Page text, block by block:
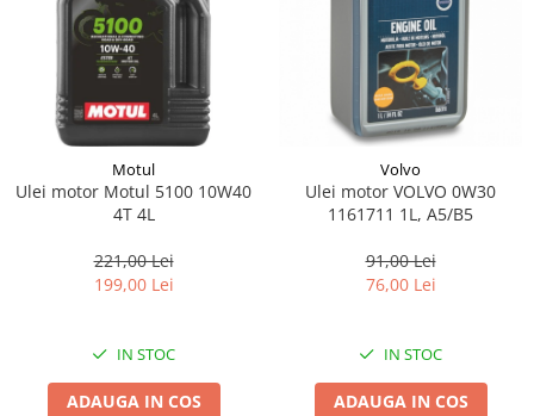
Motul
Ulei motor Motul 5100 10W40
4T 4L
221,00 Lei
199,00 Lei
IN STOC
ADAUGA IN COS
Volvo
Ulei motor VOLVO 0W30
1161711 1L, A5/B5
91,00 Lei
76,00 Lei
IN STOC
ADAUGA IN COS